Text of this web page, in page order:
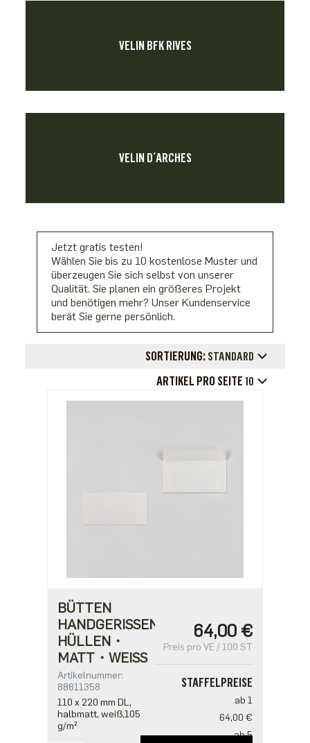
VELIN BFK RIVES
VELIN D´ARCHES
Jetzt gratis testen!
Wählen Sie bis zu 10 kostenlose Muster und
überzeugen Sie sich selbst von unserer
Qualität. Sie planen ein größeres Projekt
und benötigen mehr? Unser Kundenservice
berät Sie gerne persönlich.
SORTIERUNG: STANDARD
ARTIKEL PRO SEITE 10
BÜTTEN
HANDGERISSEN
HÜLLEN・
MATT・WEISS
Artikelnummer:
88811358
110 x 220 mm DL,
halbmatt, weiß,105
g/m²
64,00 €
Preis pro VE / 100 ST
STAFFELPREISE
ab 1
64,00 €
ab 5